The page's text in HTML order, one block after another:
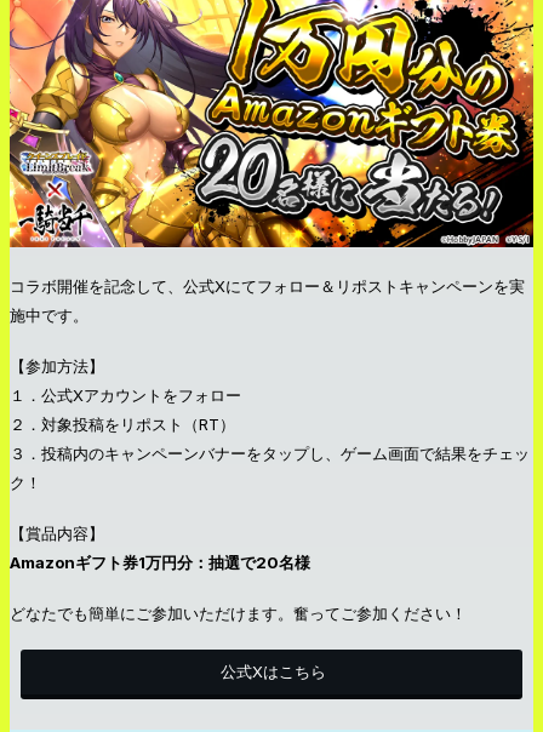
コラボ開催を記念して、公式Xにてフォロー＆リポストキャンペーンを実
施中です。
【参加方法】
１．公式Xアカウントをフォロー
２．対象投稿をリポスト（RT）
３．投稿内のキャンペーンバナーをタップし、ゲーム画面で結果をチェッ
ク！
【賞品内容】
Amazonギフト券1万円分：抽選で20名様
どなたでも簡単にご参加いただけます。奮ってご参加ください！
公式Xはこちら